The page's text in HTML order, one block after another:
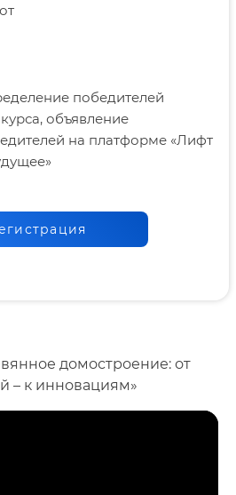
победителей
объявление
на платформе «Лифт
домостроение: от
– к инновациям»